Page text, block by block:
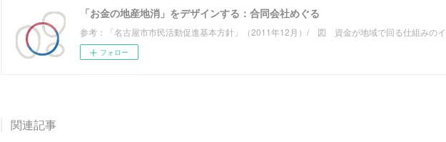
「お金の地産地消」をデザインする：合同会社めぐる
参考：「名古屋市市民活動促進基本方針」（2011年12月）/ 図 資金が地域で回る仕組みの
フォロー
関連記事